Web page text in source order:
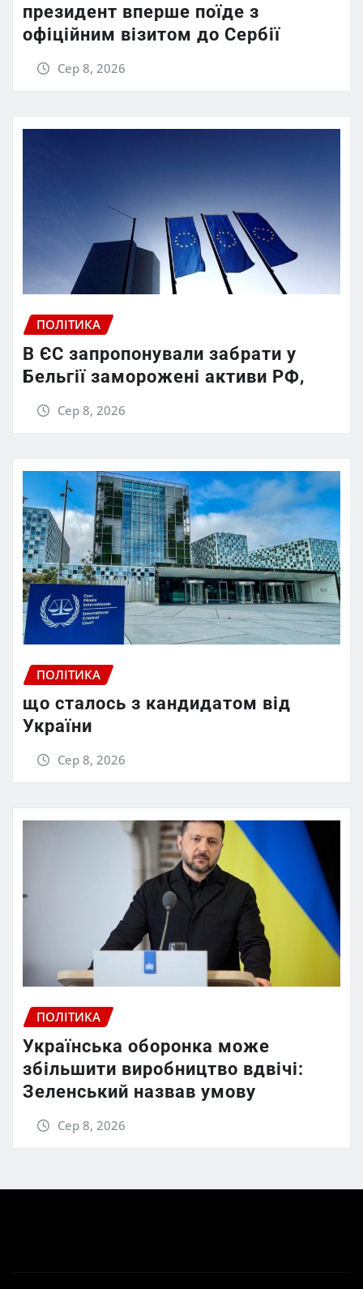
президент вперше поїде з
офіційним візитом до Сербії
Сер 8, 2026
ПОЛІТИКА
В ЄС запропонували забрати у
Бельгії заморожені активи РФ,
Сер 8, 2026
ПОЛІТИКА
що сталось з кандидатом від
України
Сер 8, 2026
ПОЛІТИКА
Українська оборонка може
збільшити виробництво вдвічі:
Зеленський назвав умову
Сер 8, 2026